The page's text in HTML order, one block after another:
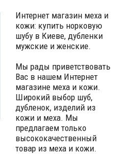
Интернет магазин меха и
кожи: купить норковую
шубу в Киеве, дубленки
мужские и женские.
Мы рады приветствовать
Вас в нашем Интернет
магазине меха и кожи.
Широкий выбор шуб,
дубленок, изделий из
кожи и меха. Мы
предлагаем только
высококачественный
товар из меха и кожи.